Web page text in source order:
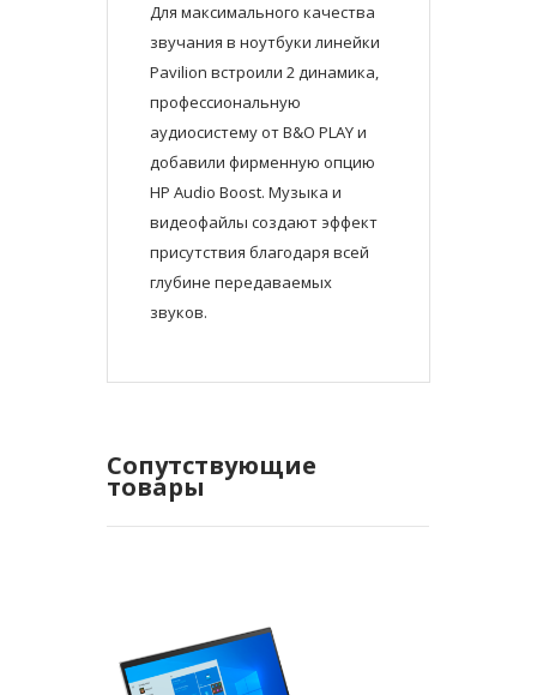
Для максимального качества
звучания в ноутбуки линейки
Pavilion встроили 2 динамика,
профессиональную
аудиосистему от B&O PLAY и
добавили фирменную опцию
HP Audio Boost. Музыка и
видеофайлы создают эффект
присутствия благодаря всей
глубине передаваемых
звуков.
Сопутствующие
товары